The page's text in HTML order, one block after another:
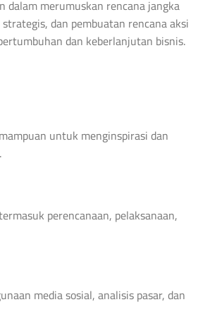
merumuskan rencana jangka
dan pembuatan rencana aksi
dan keberlanjutan bisnis.
untuk menginspirasi dan
perencanaan, pelaksanaan,
media sosial, analisis pasar, dan